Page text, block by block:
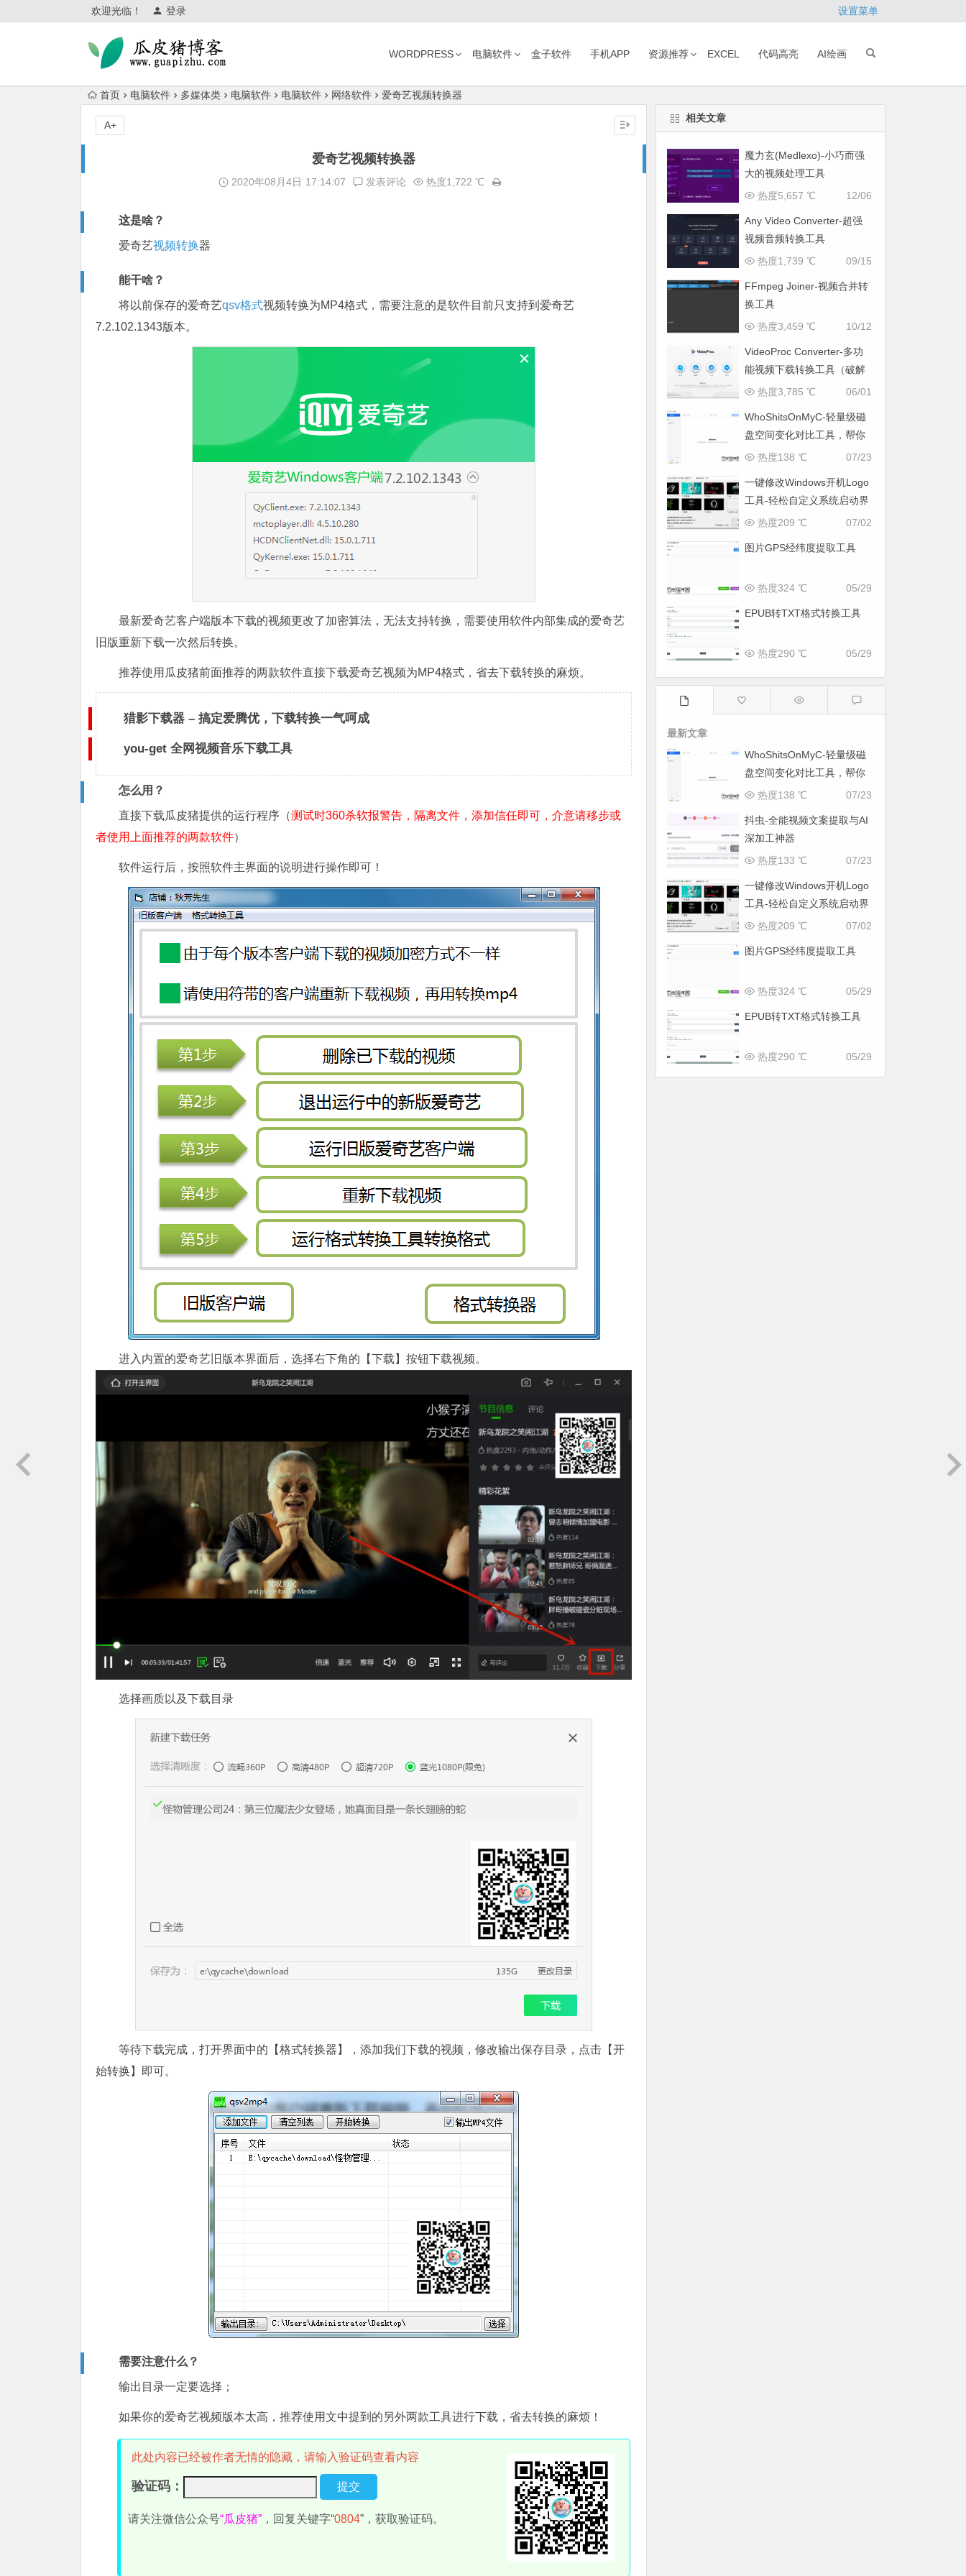
欢迎光临！ 登录 设置菜单
WORDPRESS 电脑软件 盒子软件 手机APP 资源推荐 EXCEL 代码高亮 AI绘画
首页 电脑软件 多媒体类 电脑软件 电脑软件 网络软件 爱奇艺视频转换器
爱奇艺视频转换器
2020年08月4日 17:14:07 发表评论 热度1,722 ℃
这是啥？
爱奇艺视频转换器
能干啥？
将以前保存的爱奇艺qsv格式视频转换为MP4格式，需要注意的是软件目前只支持到爱奇艺
7.2.102.1343版本。
最新爱奇艺客户端版本下载的视频更改了加密算法，无法支持转换，需要使用软件内部集成的爱奇艺
旧版重新下载一次然后转换。
推荐使用瓜皮猪前面推荐的两款软件直接下载爱奇艺视频为MP4格式，省去下载转换的麻烦。
猎影下载器 – 搞定爱腾优，下载转换一气呵成
you-get 全网视频音乐下载工具
怎么用？
直接下载瓜皮猪提供的运行程序（测试时360杀软报警告，隔离文件，添加信任即可，介意请移步或
者使用上面推荐的两款软件）
软件运行后，按照软件主界面的说明进行操作即可！
进入内置的爱奇艺旧版本界面后，选择右下角的【下载】按钮下载视频。
选择画质以及下载目录
等待下载完成，打开界面中的【格式转换器】，添加我们下载的视频，修改输出保存目录，点击【开
始转换】即可。
需要注意什么？
输出目录一定要选择；
如果你的爱奇艺视频版本太高，推荐使用文中提到的另外两款工具进行下载，省去转换的麻烦！
此处内容已经被作者无情的隐藏，请输入验证码查看内容
验证码：
请关注微信公众号“瓜皮猪” ，回复关键字“0804”，获取验证码。
A+
相关文章
魔力玄(Medlexo)-小巧而强
大的视频处理工具
12/06
热度5,657 ℃
Any Video Converter-超强
视频音频转换工具
09/15
热度1,739 ℃
FFmpeg Joiner-视频合并转
换工具
10/12
热度3,459 ℃
VideoProc Converter-多功
能视频下载转换工具（破解
版）
06/01
热度3,785 ℃
WhoShitsOnMyC-轻量级磁
盘空间变化对比工具，帮你
找出“吃掉”空间的罪魁祸首
07/23
热度138 ℃
一键修改Windows开机Logo
工具-轻松自定义系统启动界
面
07/02
热度209 ℃
图片GPS经纬度提取工具
05/29
热度324 ℃
EPUB转TXT格式转换工具
05/29
热度290 ℃
最新文章
WhoShitsOnMyC-轻量级磁
盘空间变化对比工具，帮你
找出“吃掉”空间的罪魁祸首
07/23
热度138 ℃
抖虫-全能视频文案提取与AI
深加工神器
07/23
热度133 ℃
一键修改Windows开机Logo
工具-轻松自定义系统启动界
面
07/02
热度209 ℃
图片GPS经纬度提取工具
05/29
热度324 ℃
EPUB转TXT格式转换工具
05/29
热度290 ℃